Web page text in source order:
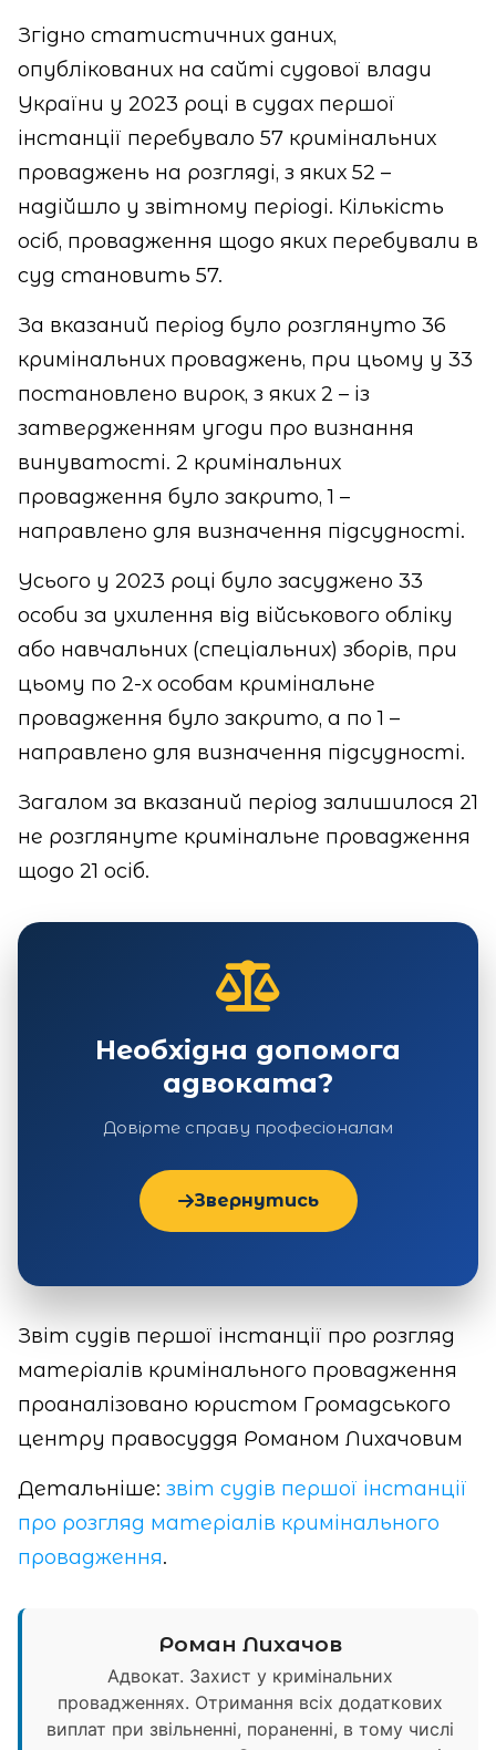
Згідно статистичних даних,
опублікованих на сайті судової влади
України у 2023 році в судах першої
інстанції перебувало 57 кримінальних
проваджень на розгляді, з яких 52 –
надійшло у звітному періоді. Кількість
осіб, провадження щодо яких перебували в
суд становить 57.
За вказаний період було розглянуто 36
кримінальних проваджень, при цьому у 33
постановлено вирок, з яких 2 – із
затвердженням угоди про визнання
винуватості. 2 кримінальних
провадження було закрито, 1 –
направлено для визначення підсудності.
Усього у 2023 році було засуджено 33
особи за ухилення від військового обліку
або навчальних (спеціальних) зборів, при
цьому по 2-х особам кримінальне
провадження було закрито, а по 1 –
направлено для визначення підсудності.
Загалом за вказаний період залишилося 21
не розглянуте кримінальне провадження
щодо 21 осіб.
Необхідна допомога
адвоката?
Довірте справу професіоналам
Звернутись
Звіт судів першої інстанції про розгляд
матеріалів кримінального провадження
проаналізовано юристом Громадського
центру правосуддя Романом Лихачовим
Детальніше: звіт судів першої інстанції
про розгляд матеріалів кримінального
провадження.
Роман Лихачов
Адвокат. Захист у кримінальних
провадженнях. Отримання всіх додаткових
виплат при звільненні, пораненні, в тому числі